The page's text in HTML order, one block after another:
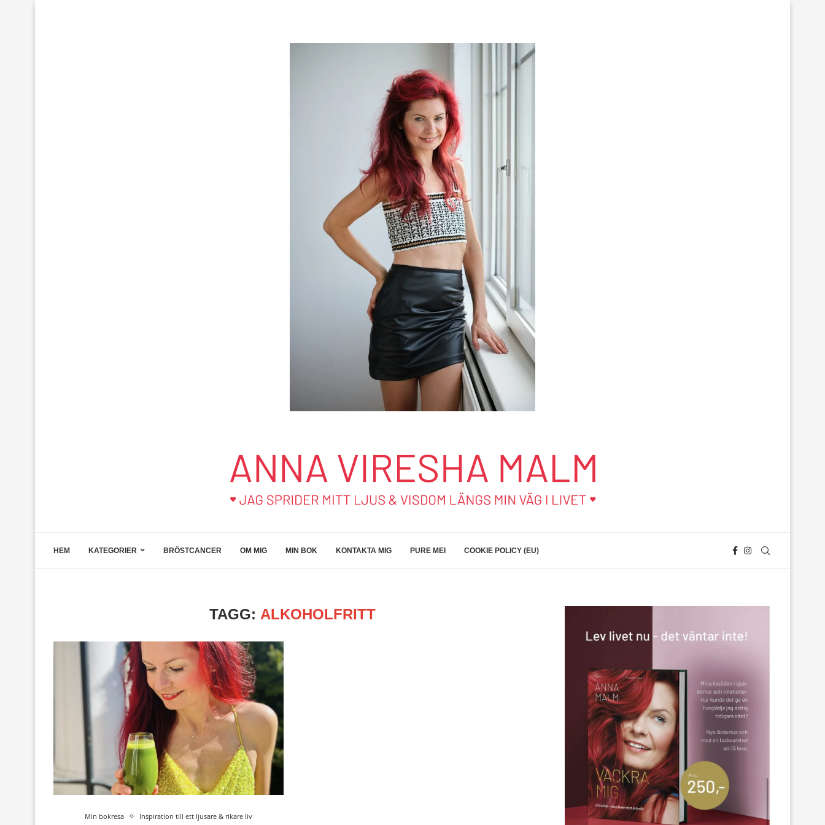
HEM KATEGORIER BRÖSTCANCER OM MIG MIN BOK KONTAKTA MIG PURE MEI COOKIE POLICY (EU)
TAGG: ALKOHOLFRITT
Min bokresa Inspiration till ett ljusare & rikare liv